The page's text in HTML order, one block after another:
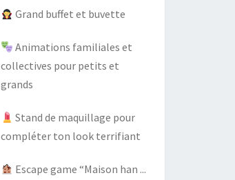
Grand buffet et buvette
Animations familiales et
collectives pour petits et
grands
Stand de maquillage pour
compléter ton look terrifiant
Escape game “Maison han ...